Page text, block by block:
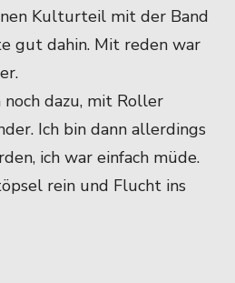
Kulturteil mit der Band
gut dahin. Mit reden war
noch dazu, mit Roller
Ich bin dann allerdings
ich war einfach müde.
rein und Flucht ins